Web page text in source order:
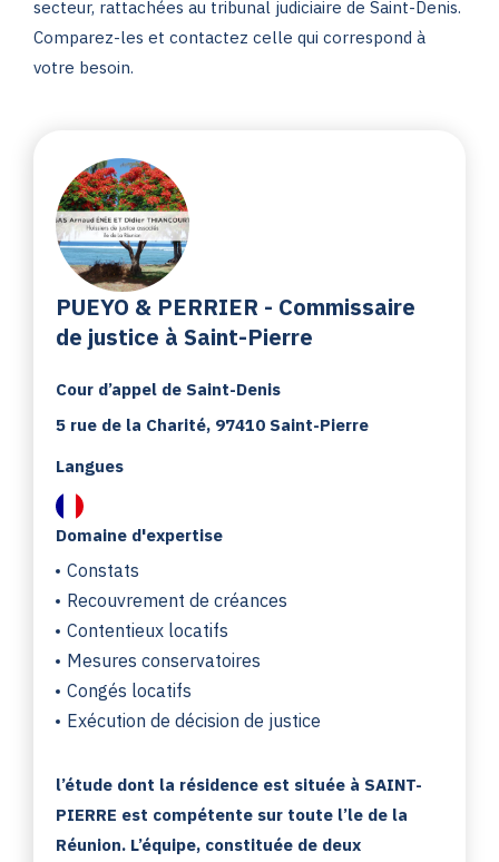
secteur, rattachées au tribunal judiciaire de Saint-Denis.
Comparez-les et contactez celle qui correspond à
votre besoin.
PUEYO & PERRIER - Commissaire
de justice à Saint-Pierre
Cour d’appel de Saint-Denis
5 rue de la Charité, 97410 Saint-Pierre
Domaine d'expertise
Constats
Recouvrement de créances
Contentieux locatifs
Mesures conservatoires
Congés locatifs
Exécution de décision de justice
Langues
l’étude dont la résidence est située à SAINT-
PIERRE est compétente sur toute l’le de la
Réunion. L’équipe, constituée de deux